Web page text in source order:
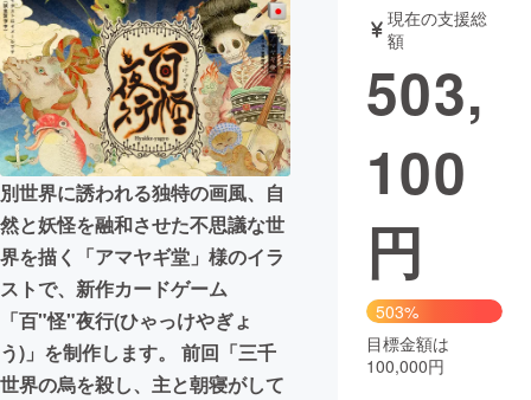
アート・写真 音楽
テクノロジー・ガジェット ゲーム・サ
映像・映画
ビジネス・起業
まちづくり・地域活性化
CAMPFIRE for Social Good
CAMPFIRE Creation
CAMPFIREふるさと納税machi-ya コミュニティ
別世界に誘われる独特の画風、自
然と妖怪を融和させた不思議な世
界を描く「アマヤギ堂」様のイラ
ストで、新作カードゲーム
「百"怪"夜行(ひゃっけやぎょ
う)」を制作します。 前回「三千
世界の烏を殺し、主と朝寝がして
現在の支援総
額
503,
100
円
503%
目標金額は
100,000円